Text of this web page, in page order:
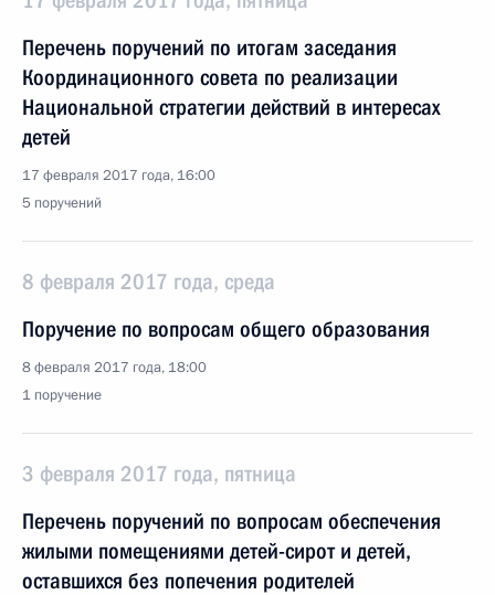
Перечень поручений по итогам заседания
Координационного совета по реализации
Национальной стратегии действий в интересах
детей
17 февраля 2017 года, 16:00
5 поручений
8 февраля 2017 года, среда
Поручение по вопросам общего образования
8 февраля 2017 года, 18:00
1 поручение
3 февраля 2017 года, пятница
Перечень поручений по вопросам обеспечения
жилыми помещениями детей-сирот и детей,
оставшихся без попечения родителей